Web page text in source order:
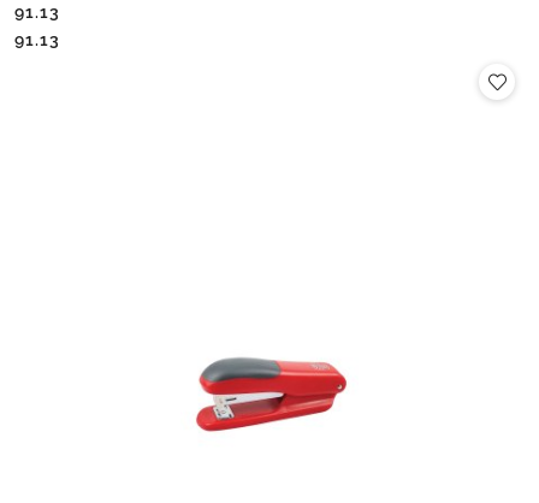
Cena:
91.13
Cena:
91.13